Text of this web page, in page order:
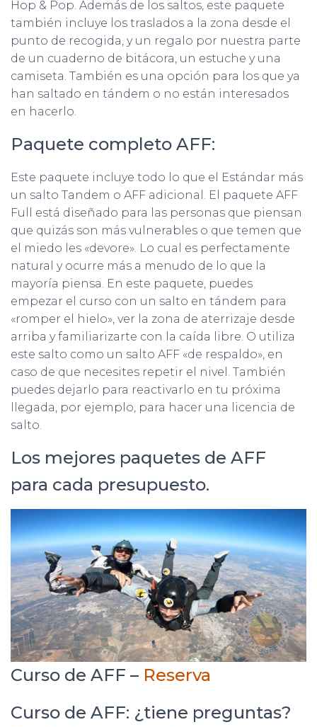
Hop & Pop. Además de los saltos, este paquete
también incluye los traslados a la zona desde el
punto de recogida, y un regalo por nuestra parte
de un cuaderno de bitácora, un estuche y una
camiseta. También es una opción para los que ya
han saltado en tándem o no están interesados
en hacerlo.
Paquete completo AFF:
Este paquete incluye todo lo que el Estándar más
un salto Tandem o AFF adicional. El paquete AFF
Full está diseñado para las personas que piensan
que quizás son más vulnerables o que temen que
el miedo les «devore». Lo cual es perfectamente
natural y ocurre más a menudo de lo que la
mayoría piensa. En este paquete, puedes
empezar el curso con un salto en tándem para
«romper el hielo», ver la zona de aterrizaje desde
arriba y familiarizarte con la caída libre. O utiliza
este salto como un salto AFF «de respaldo», en
caso de que necesites repetir el nivel. También
puedes dejarlo para reactivarlo en tu próxima
llegada, por ejemplo, para hacer una licencia de
salto.
Los mejores paquetes de AFF
para cada presupuesto.
Curso de AFF – Reserva
Curso de AFF: ¿tiene preguntas?